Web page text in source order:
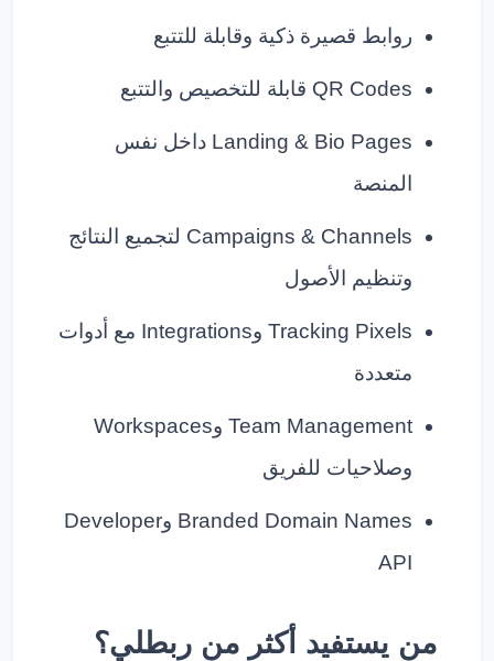
روابط قصيرة ذكية وقابلة للتتبع
QR Codes قابلة للتخصيص والتتبع
Landing & Bio Pages داخل نفس
المنصة
Campaigns & Channels لتجميع النتائج
وتنظيم الأصول
Tracking Pixels وIntegrations مع أدوات
متعددة
Team Management وWorkspaces
وصلاحيات للفريق
Branded Domain Names وDeveloper
API
من يستفيد أكثر من ربطلي؟